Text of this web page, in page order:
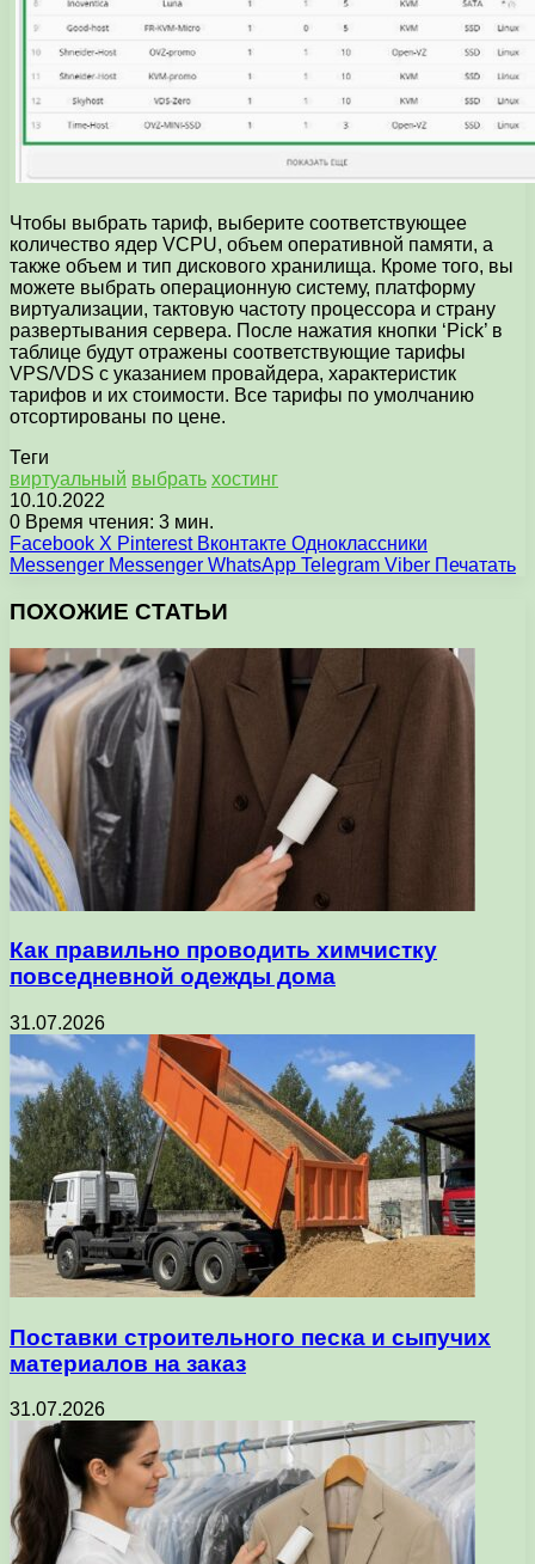
Чтобы выбрать тариф, выберите соответствующее
количество ядер VCPU, объем оперативной памяти, а
также объем и тип дискового хранилища. Кроме того, вы
можете выбрать операционную систему, платформу
виртуализации, тактовую частоту процессора и страну
развертывания сервера. После нажатия кнопки ‘Pick’ в
таблице будут отражены соответствующие тарифы
VPS/VDS с указанием провайдера, характеристик
тарифов и их стоимости. Все тарифы по умолчанию
отсортированы по цене.
Теги
виртуальный выбрать хостинг
10.10.2022
0 Время чтения: 3 мин.
Facebook X Pinterest Вконтакте Одноклассники
Messenger Messenger WhatsApp Telegram Viber Печатать
ПОХОЖИЕ СТАТЬИ
Как правильно проводить химчистку
повседневной одежды дома
31.07.2026
Поставки строительного песка и сыпучих
материалов на заказ
31.07.2026